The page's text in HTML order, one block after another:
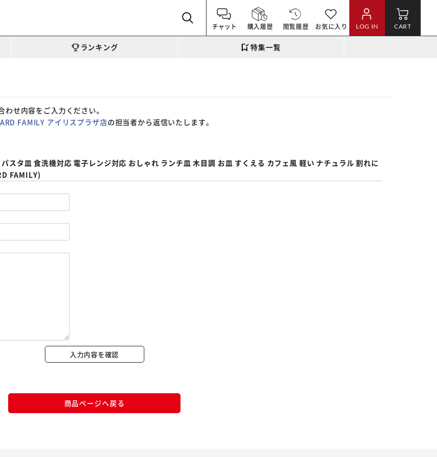
チャット 購入履歴 閲覧履歴 お気に入り LOG IN CART
ランキング 特集一覧
わせ内容をご入力ください。
FAMILY アイリスプラザ店の担当者から返信いたします。
スタ皿 食洗機対応 電子レンジ対応 おしゃれ ランチ皿 木目調 お皿 すくえる カフェ風 軽い ナチュラル 割れに
FAMILY)
入力内容を確認
商品ページへ戻る
カートに入れる